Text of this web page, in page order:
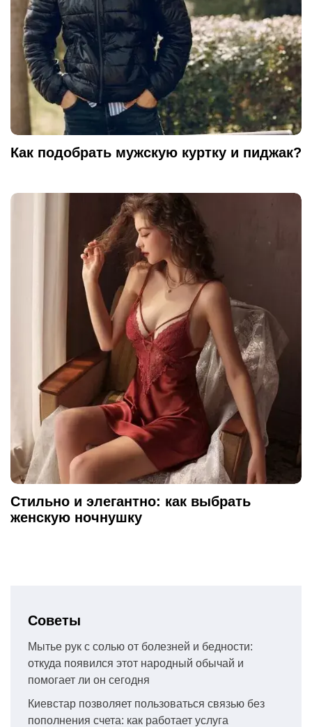
Как подобрать мужскую куртку и пиджак?
Стильно и элегантно: как выбрать
женскую ночнушку
Советы
Мытье рук с солью от болезней и бедности:
откуда появился этот народный обычай и
помогает ли он сегодня
Киевстар позволяет пользоваться связью без
пополнения счета: как работает услуга